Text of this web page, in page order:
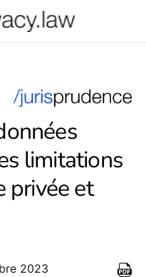
limitations
privée et
2023